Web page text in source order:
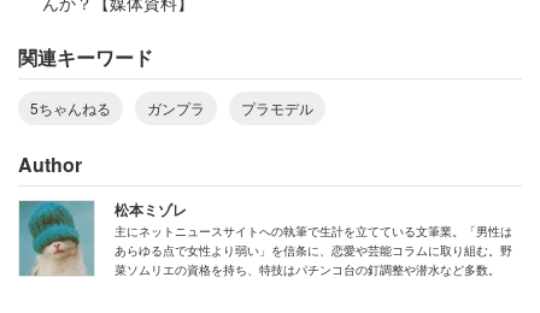
ザリガニとかさぁ、キャシャーンのツメロボとかさあ、ゴ
ジラとかさぁ。「あ、こういうキットもあるのか」みたい
ハセガワの飛行機とか、タミヤの車とか、プラモデルって
マジでめちゃくちゃ種類があるし。バンダイのキットに慣
れた人にとっては、たまにこういう別メーカーのキットを
関連キーワード
5ちゃんねる ガンプラ プラモデル
Author
松本ミゾレ
主にネットニュースサイトへの執筆で生計を立てている文筆業。「男性は
あらゆる点で女性より弱い」を信条に、恋愛や芸能コラムに取り組む。野
菜ソムリエの資格を持ち、特技はパチンコ台の釘調整や潜水など多数。